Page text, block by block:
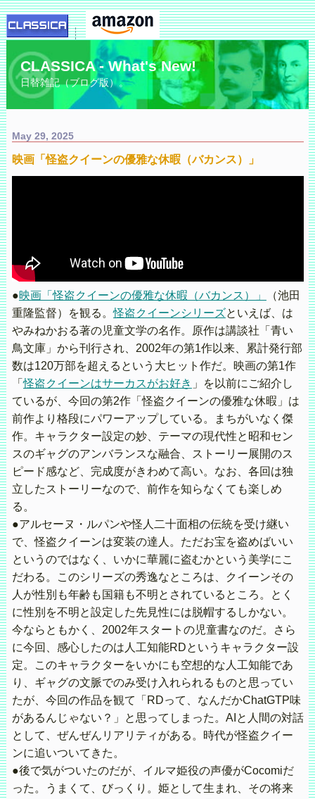
CLASSICA - What's New!
日替雑記（ブログ版）。
May 29, 2025
映画「怪盗クイーンの優雅な休暇（バカンス）」
●映画「怪盗クイーンの優雅な休暇（バカンス）」
（池田
重隆監督）を観る。怪盗クイーンシリーズといえば、は
やみねかおる著の児童文学の名作。原作は講談社「青い
鳥文庫」から刊行され、2002年の第1作以来、累計発行部
数は120万部を超えるという大ヒット作だ。映画の第1作
「怪盗クイーンはサーカスがお好き 」を以前にご紹介し
ているが、今回の第2作「怪盗クイーンの優雅な休暇」は
前作より格段にパワーアップしている。まちがいなく傑
作。キャラクター設定の妙、テーマの現代性と昭和セン
スのギャグのアンバランスな融合、ストーリー展開のス
ピード感など、完成度がきわめて高い。なお、各回は独
立したストーリーなので、前作を知らなくても楽しめ
る。
●アルセーヌ・ルパンや怪人二十面相の伝統を受け継い
で、怪盗クイーンは変装の達人。ただお宝を盗めばいい
というのではなく、いかに華麗に盗むかという美学にこ
だわる。このシリーズの秀逸なところは、クイーンその
人が性別も年齢も国籍も不明とされているところ。とく
に性別を不明と設定した先見性には脱帽するしかない。
今ならともかく、2002年スタートの児童書なのだ。さら
に今回、感心したのは人工知能RDというキャラクター設
定。このキャラクターをいかにも空想的な人工知能であ
り、ギャグの文脈でのみ受け入れられるものと思ってい
たが、今回の作品を観て「RDって、なんだかChatGTP味
があるんじゃない？」と思ってしまった。AIと人間の対話
として、ぜんぜんリアリティがある。時代が怪盗クイー
ンに追いついてきた。
●後で気がついたのだが、イルマ姫役の声優がCocomiだ
った。うまくて、びっくり。姫として生まれ、その将来